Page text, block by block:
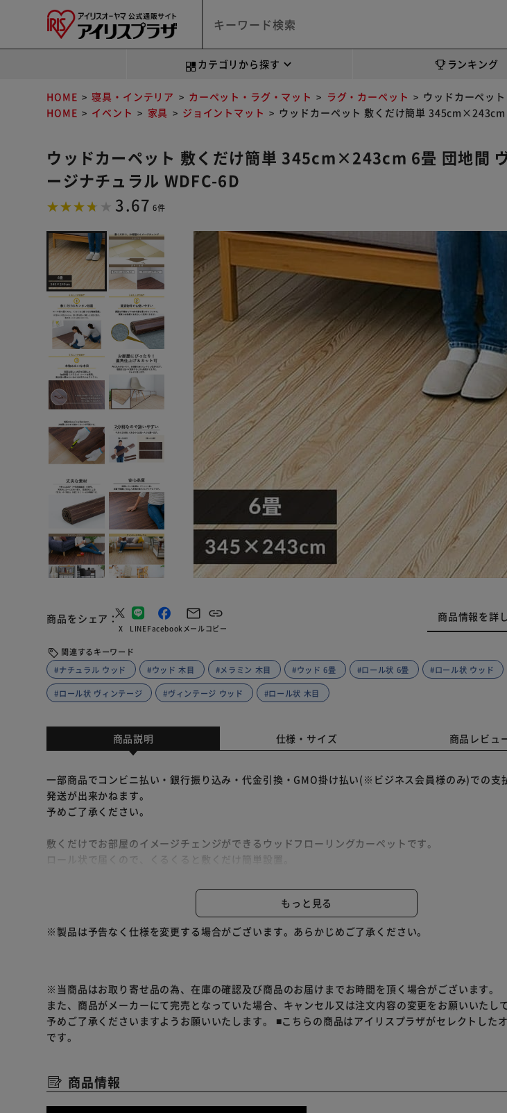
カテゴリから探す ランキング
HOME 寝具・インテリア カーペット・ラグ・マット ラグ・カーペット
ウッドカーペッ
HOME
イベント 家具 ジョイントマット ウッドカーペット 敷くだけ簡単
ウッドカーペット 敷くだけ簡単 345cm×243cm 6畳 団地間
ージナチュラル WDFC-6D
3.67 6件
商品をシェア
X LINEFacebook メールコピー
商品情報を詳
関連するキーワード
#ナチュラル ウッド
#ウッド 木目 #メラミン 木目 #ウッド 6畳 #ロール状 6畳 #ロール状 ウッド
#ロール状 ヴィンテージ #ヴィンテージ ウッド #ロール状 木目
商品説明 仕様・サイズ 商品レビュ
一部商品でコンビニ払い・銀行振り込み・代金引換・GMO掛け払い(※ビジネス会員様のみ)での支
発送が出来かねます。
予めご了承ください。
敷くだけでお部屋のイメージチェンジができるウッドフローリングカーペットです。
ロール状で届くので、くるくると敷くだけ簡単設置。
裏面は床や畳を傷つけにくい不織布を採用しています。
中材には丈夫で軽いMDF（中密度繊維板）を使用しています。
※カーペットを敷かれる際にジョイント部で手を挟む場合があるため、手袋などのご使用をお勧めし
もっと見る
※製品は予告なく仕様を変更する場合がございます。あらかじめご了承ください。
※当商品はお取り寄せ品の為、在庫の確認及び商品のお届けまでお時間を頂く場合がございます。
また、商品がメーカーにて完売となっていた場合、キャンセル又は注文内容の変更をお願いいたして
予めご了承くださいますようお願いいたします。 ■こちらの商品はアイリスプラザがセレクトした
です。
商品情報